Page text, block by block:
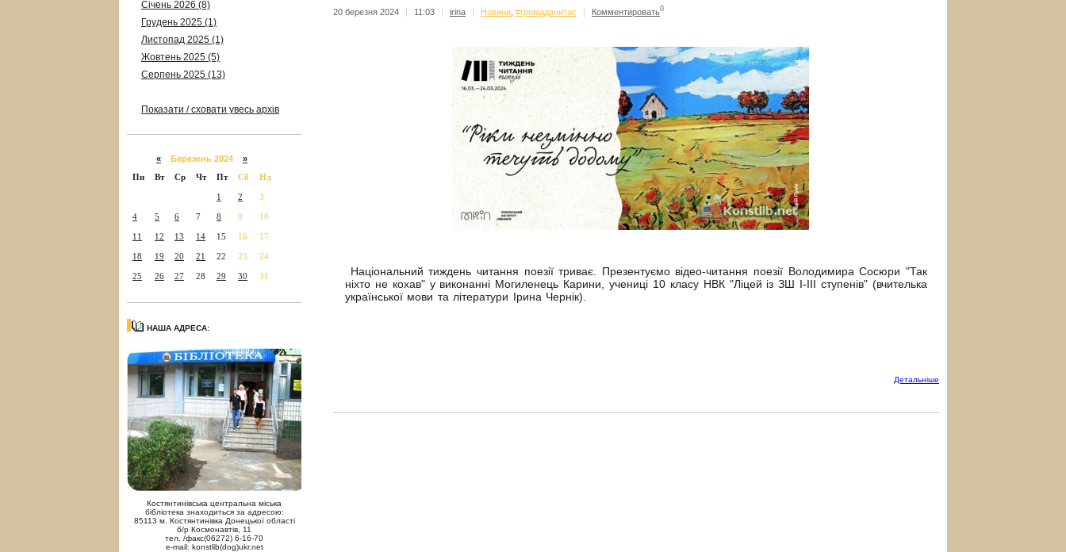
Січень 2026 (8)
Грудень 2025 (1)
Листопад 2025 (1)
Жовтень 2025 (5)
Серпень 2025 (13)
Показати / сховати увесь архів
« Березень 2024 »
Пн
Вт Ср Чт Пт Сб Нд
1 2 3
4 5 6 7 8 9 10
11 12 13 14 15 16 17
18 19 20 21 22 23 24
25 26 27 28 29 30 31
НАША АДРЕСА:
Костянтинівська центральна міська
бібліотека знаходиться за адресою:
85113 м. Костянтинівка Донецької області
б/р Космонавтів, 11
тел. /факс(06272) 6-16-70
e-mail: konstlib(dog)ukr.net
20 березня 2024 | 11:03 | irina | Новини #громадачитає | Комментировать0
Національний тиждень читання поезії триває. Презентуємо відео-читання поезії Володимира Сосюри "Так
ніхто не кохав" у виконанні Могиленець Карини, учениці 10 класу НВК "Ліцей із ЗШ І-ІІІ ступенів" (вчителька
української мови та літератури Ірина Чернік).
Детальнiше